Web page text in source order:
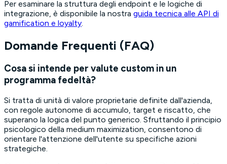
Per esaminare la struttura degli endpoint e le logiche di
integrazione, è disponibile la nostra guida tecnica alle API di
gamification e loyalty
Domande Frequenti (FAQ)
Cosa si intende per valute custom in un
programma fedeltà?
Si tratta di unità di valore proprietarie definite dall'azienda,
con regole autonome di accumulo, target e riscatto, che
superano la logica del punto generico. Sfruttando il principio
psicologico della medium maximization, consentono di
orientare l'attenzione dell'utente su specifiche azioni
strategiche.